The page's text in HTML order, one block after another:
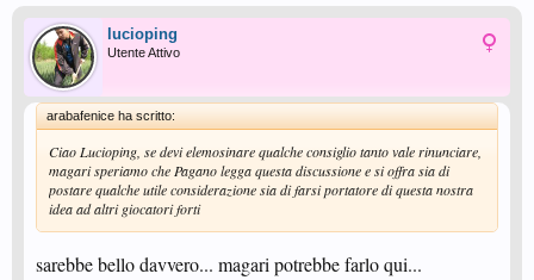
lucioping
Utente Attivo
arabafenice ha scritto:
Ciao Lucioping, se devi elemosinare qualche consiglio tanto vale rinunciare,
magari speriamo che Pagano legga questa discussione e si offra sia di
postare qualche utile considerazione sia di farsi portatore di questa nostra
idea ad altri giocatori forti
sarebbe bello davvero... magari potrebbe farlo qui...